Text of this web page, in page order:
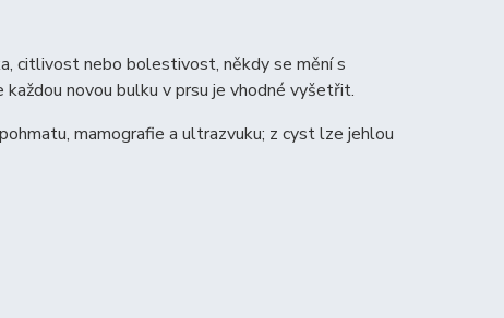
citlivost nebo bolestivost, někdy se mění s
každou novou bulku v prsu je vhodné vyšetřit.
mamografie a ultrazvuku; z cyst lze jehlou